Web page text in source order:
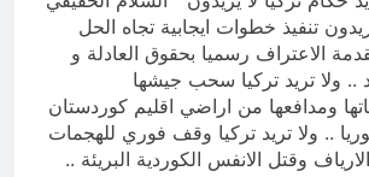
تنفيذ خطوات ايجابية تجاه الحل
الاعتراف رسميا بحقوق العادلة و
.. ولا تريد تركيا سحب جيشها
ومدافعها من اراضي اقليم كوردستان
.. ولا تريد تركيا وقف فوري للهجمات
وقتل الانفس الكوردية البريئة ..